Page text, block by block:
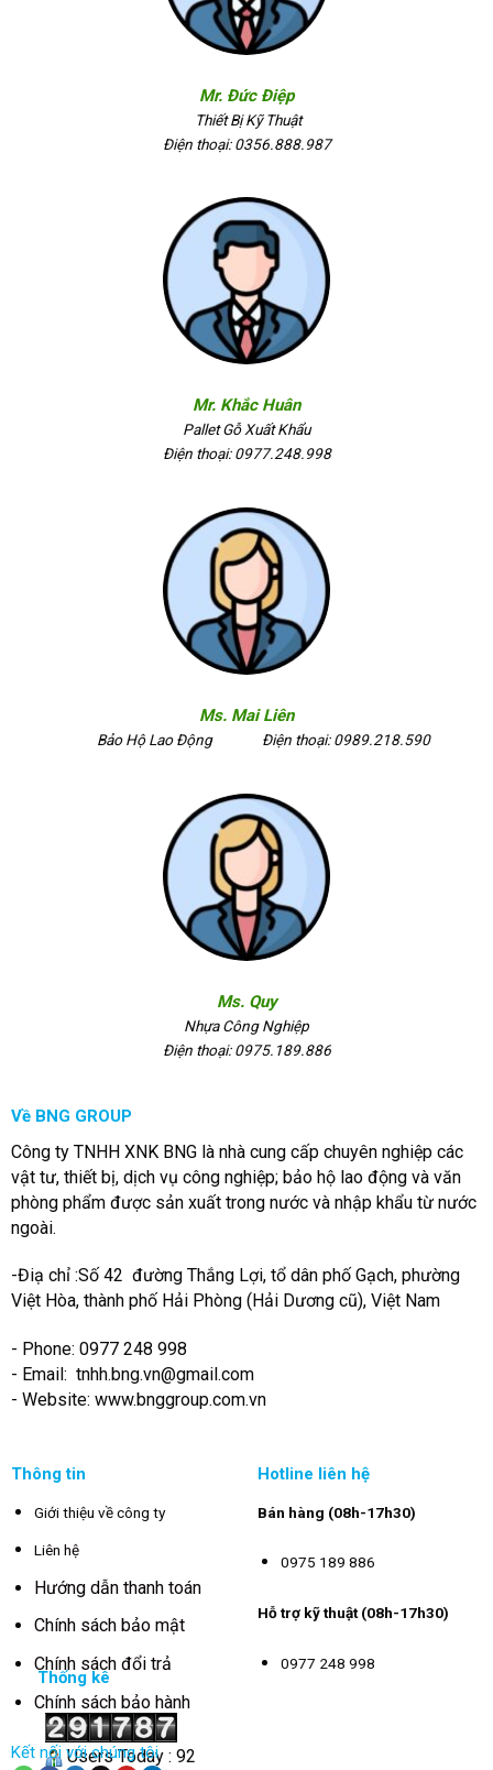
Mr. Đức Điệp
Thiết Bị Kỹ Thuật
Điện thoại: 0356.888.987
Mr. Khắc Huân
Pallet Gỗ Xuất Khẩu
Điện thoại: 0977.248.998
Ms. Mai Liên
Bảo Hộ Lao Động Điện thoại: 0989.218.590
Ms. Quy
Nhựa Công Nghiệp
Điện thoại: 0975.189.886
Về BNG GROUP
Công ty TNHH XNK BNG là nhà cung cấp chuyên nghiệp các
vật tư, thiết bị, dịch vụ công nghiệp; bảo hộ lao động và văn
phòng phẩm được sản xuất trong nước và nhập khẩu từ nước
ngoài.
-Điạ chỉ :Số 42 đường Thắng Lợi, tổ dân phố Gạch, phường
Việt Hòa, thành phố Hải Phòng (Hải Dương cũ), Việt Nam
- Phone: 0977 248 998
- Email: tnhh.bng.vn@gmail.com
- Website: www.bnggroup.com.vn
Thông tin
Giới thiệu về công ty
Liên hệ
Hướng dẫn thanh toán
Chính sách bảo mật
Chính sách đổi trả
Chính sách bảo hành
Kết nối với chúng tôi
Hotline liên hệ
Bán hàng (08h-17h30)
0975 189 886
Hỗ trợ kỹ thuật (08h-17h30)
0977 248 998
Thống kê
Users Today : 92